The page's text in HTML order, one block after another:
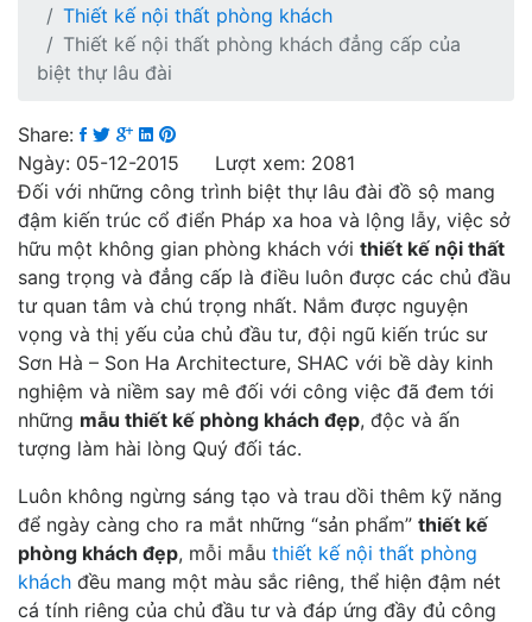
Thiết kế nội thất phòng khách
Thiết kế nội thất phòng khách đẳng cấp của
biệt thự lâu đài
Share:
Ngày: 05-12-2015 Lượt xem: 2081
Đối với những công trình biệt thự lâu đài đồ sộ mang
đậm kiến trúc cổ điển Pháp xa hoa và lộng lẫy, việc sở
hữu một không gian phòng khách với thiết kế nội thất
sang trọng và đẳng cấp là điều luôn được các chủ đầu
tư quan tâm và chú trọng nhất. Nắm được nguyện
vọng và thị yếu của chủ đầu tư, đội ngũ kiến trúc sư
Sơn Hà – Son Ha Architecture, SHAC với bề dày kinh
nghiệm và niềm say mê đối với công việc đã đem tới
những mẫu thiết kế phòng khách đẹp, độc và ấn
tượng làm hài lòng Quý đối tác.
Luôn không ngừng sáng tạo và trau dồi thêm kỹ năng
để ngày càng cho ra mắt những “sản phẩm” thiết kế
phòng khách đẹp, mỗi mẫu thiết kế nội thất phòng
khách đều mang một màu sắc riêng, thể hiện đậm nét
cá tính riêng của chủ đầu tư và đáp ứng đầy đủ công